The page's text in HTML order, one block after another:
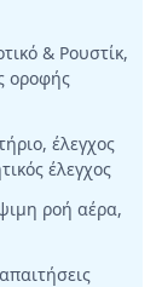
& Ρουστίκ,
οροφής
έλεγχος
έλεγχος
ροή αέρα,